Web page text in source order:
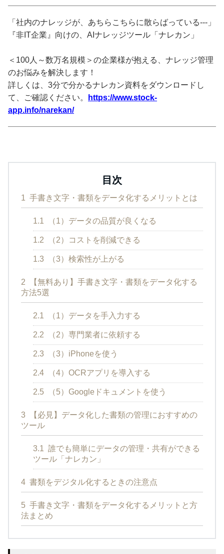
「社内のナレッジが、あちらこちらに散らばっている---」
『非IT企業』向けの、AIナレッジツール「ナレカン」
＜100人～数万名規模＞の企業様が抱える、ナレッジ管理
のお悩みを解決します！
詳しくは、3分で分かるナレカン資料をダウンロードし
て、ご確認ください。
https://www.stock-
app.info/narekan/
目次
1 手書き文字・書類をデータ化するメリットとは
1.1 （1）データの品質が良くなる
1.2 （2）コストを削減できる
1.3 （3）検索性が上がる
2
【無料あり】手書き文字・書類をデータ化する
方法5選
2.1 （1）データを手入力する
2.2 （2）専門業者に依頼する
2.3 （3）iPhoneを使う
2.4 （4）OCRアプリを導入する
2.5 （5）Googleドキュメントを使う
3
【必見】データ化した書類の管理におすすめの
ツール
3.1 誰でも簡単にデータの管理・共有ができる
ツール「ナレカン」
4 書類をデジタル化するときの注意点
5 手書き文字・書類をデータ化するメリットと方
法まとめ